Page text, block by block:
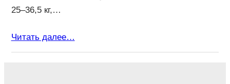
25–36,5 кг,…
Читать далее…